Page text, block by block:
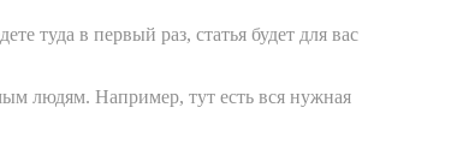
туда в первый раз, статья будет для вас
людям. Например, тут есть вся нужная